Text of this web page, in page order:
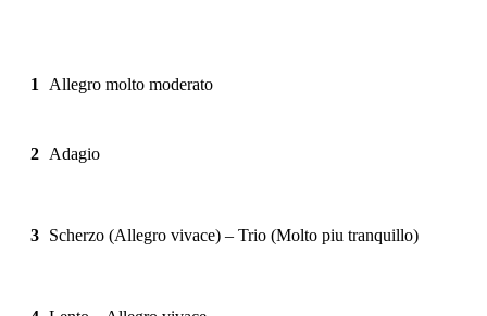
1 Allegro molto moderato
2 Adagio
3 Scherzo (Allegro vivace) – Trio (Molto piu tranquillo)